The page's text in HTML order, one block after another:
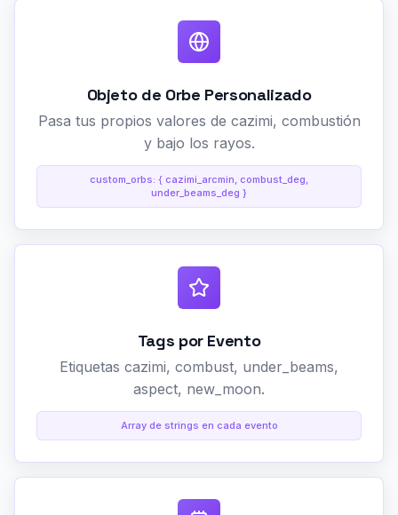
Objeto de Orbe Personalizado
Pasa tus propios valores de cazimi, combustión
y bajo los rayos.
custom_orbs: { cazimi_arcmin, combust_deg,
under_beams_deg }
Tags por Evento
Etiquetas cazimi, combust, under_beams,
aspect, new_moon.
Array de strings en cada evento